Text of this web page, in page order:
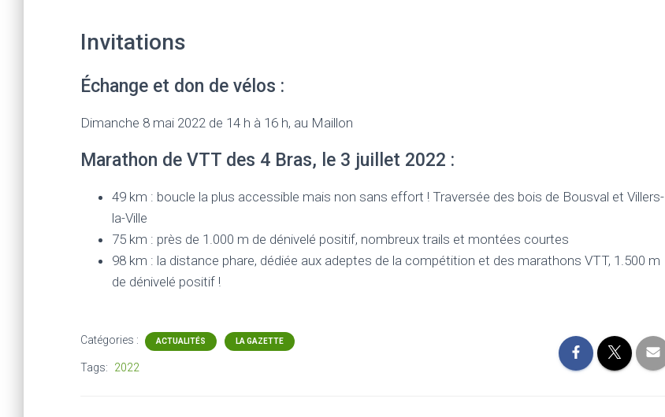
Invitations
Échange et don de vélos :
Dimanche 8 mai 2022 de 14 h à 16 h, au Maillon
Marathon de VTT des 4 Bras, le 3 juillet 2022 :
49 km : boucle la plus accessible mais non sans effort ! Traversée des bois de Bousval et Villers-
la-Ville
75 km : près de 1.000 m de dénivelé positif, nombreux trails et montées courtes
98 km : la distance phare, dédiée aux adeptes de la compétition et des marathons VTT, 1.500 m
de dénivelé positif !
Catégories : ACTUALITÉS LA GAZETTE
Tags: 2022